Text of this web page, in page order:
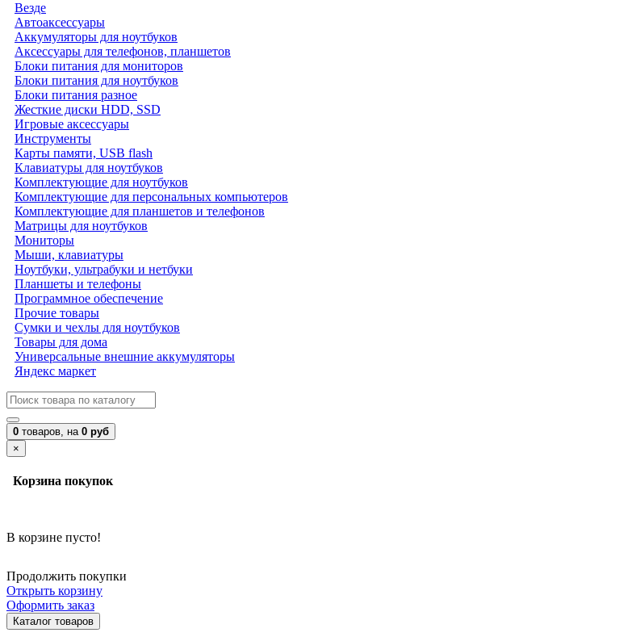
Везде
Автоаксессуары
Аккумуляторы для ноутбуков
Аксессуары для телефонов, планшетов
Блоки питания для мониторов
Блоки питания для ноутбуков
Блоки питания разное
Жесткие диски HDD, SSD
Игровые аксессуары
Инструменты
Карты памяти, USB flash
Клавиатуры для ноутбуков
Комплектующие для ноутбуков
Комплектующие для персональных компьютеров
Комплектующие для планшетов и телефонов
Матрицы для ноутбуков
Мониторы
Мыши, клавиатуры
Ноутбуки, ультрабуки и нетбуки
Планшеты и телефоны
Программное обеспечение
Прочие товары
Сумки и чехлы для ноутбуков
Товары для дома
Универсальные внешние аккумуляторы
Яндекс маркет
0 товаров, на 0 руб
×
Корзина покупок
В корзине пусто!
Продолжить покупки
Открыть корзину
Оформить заказ
Каталог товаров